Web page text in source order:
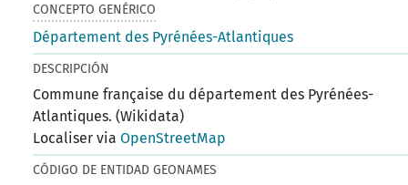
CONCEPTO GENÉRICO
Département des Pyrénées-Atlantiques
DESCRIPCIÓN
Commune française du département des Pyrénées-
Atlantiques. (Wikidata)
Localiser viaOpenStreetMap
CÓDIGO DE ENTIDAD GEONAMES